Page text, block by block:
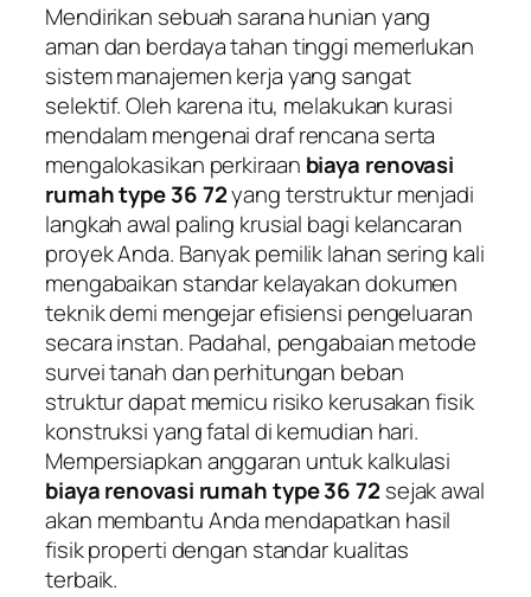
Mendirikan sebuah sarana hunian yang
aman dan berdaya tahan tinggi memerlukan
sistem manajemen kerja yang sangat
selektif. Oleh karena itu, melakukan kurasi
mendalam mengenai draf rencana serta
mengalokasikan perkiraan biaya renovasi
rumah type 36 72yang terstruktur menjadi
langkah awal paling krusial bagi kelancaran
proyek Anda. Banyak pemilik lahan sering kali
mengabaikan standar kelayakan dokumen
teknik demi mengejar efisiensi pengeluaran
secara instan. Padahal, pengabaian metode
survei tanah dan perhitungan beban
struktur dapat memicu risiko kerusakan fisik
konstruksi yang fatal di kemudian hari.
Mempersiapkan anggaran untuk kalkulasi
biaya renovasi rumah type 36 72 sejak awal
akan membantu Anda mendapatkan hasil
fisik properti dengan standar kualitas
terbaik.